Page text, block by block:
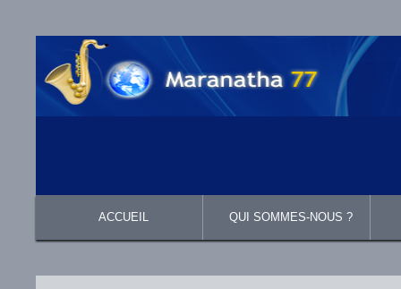
ACCUEIL QUI SOMMES-NOUS ?